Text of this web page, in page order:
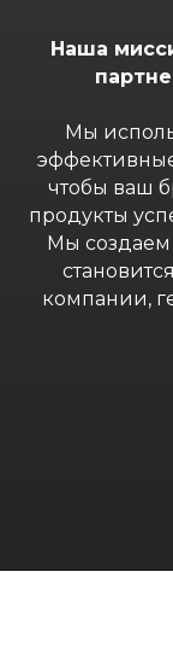
Наша
Мы
чтобы ваш
продукты
Мы создаем
компании,